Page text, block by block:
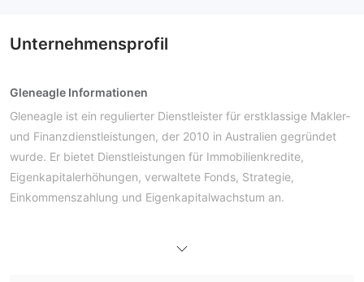
Unternehmensprofil
Gleneagle Informationen
Gleneagle ist ein regulierter Dienstleister für erstklassige Makler-
und Finanzdienstleistungen, der 2010 in Australien gegründet
wurde. Er bietet Dienstleistungen für Immobilienkredite,
Eigenkapitalerhöhungen, verwaltete Fonds, Strategie,
Einkommenszahlung und Eigenkapitalwachstum an.
Ja. Gleneagle ist von der ASIC lizenziert, um Dienstleistungen